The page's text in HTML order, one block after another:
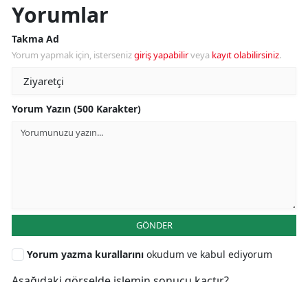
Yorumlar
Takma Ad
Yorum yapmak için, istersenizgiriş yapabilirveya kayıt olabilirsiniz.
Yorum Yazın (500 Karakter)
GÖNDER
Yorum yazma kurallarını okudum ve kabul ediyorum